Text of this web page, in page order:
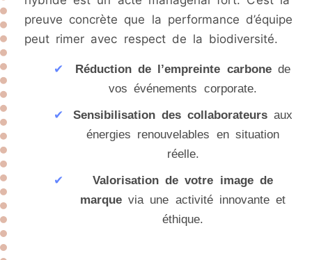
preuve concrète que la performance d’équipe
peut rimer avec respect de la biodiversité.
✔ Réduction de l’empreinte carbonede
vos événements corporate.
✔
Sensibilisation des collaborateurs aux
énergies renouvelables en situation
réelle.
✔
Valorisation de votre image de
marque via une activité innovante et
éthique.